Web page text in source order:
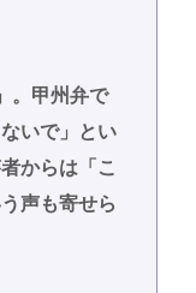
。甲州弁で
いで」とい
からは「こ
声も寄せら